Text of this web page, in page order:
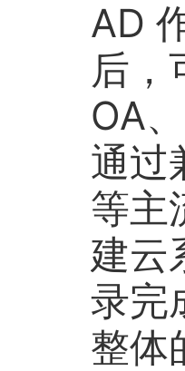
AD
后，
OA
通过
等主
建云
录完
整体